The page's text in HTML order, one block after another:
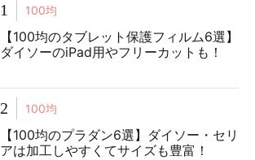
1 100均
【100均のタブレット保護フィルム6選】
ダイソーのiPad用やフリーカットも！
2 100均
【100均のプラダン6選】ダイソー・セリ
アは加工しやすくてサイズも豊富！